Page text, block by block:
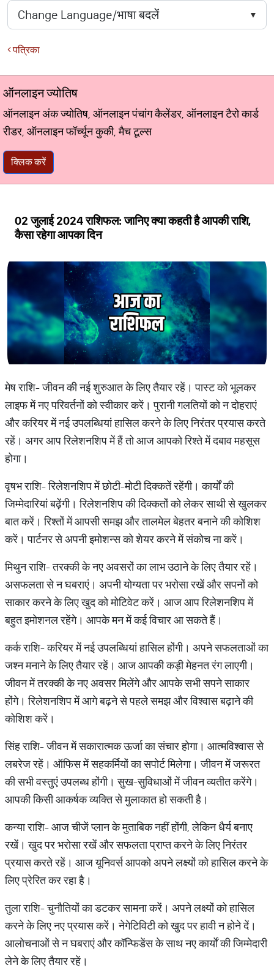
पत्रिका
ऑनलाइन ज्योतिष
ऑनलाइन अंक ज्योतिष, ऑनलाइन पंचांग कैलेंडर, ऑनलाइन टैरो कार्ड
रीडर, ऑनलाइन फॉर्च्यून कुकी, मैच टूल्स
क्लिक करें
02 जुलाई 2024 राशिफल: जानिए क्या कहती है आपकी राशि,
कैसा रहेगा आपका दिन
मेष राशि- जीवन की नई शुरुआत के लिए तैयार रहें। पास्ट को भूलकर
लाइफ में नए परिवर्तनों को स्वीकार करें। पुरानी गलतियों को न दोहराएं
और करियर में नई उपलब्धियां हासिल करने के लिए निरंतर प्रयास करते
रहें। अगर आप रिलेशनशिप में हैं तो आज आपको रिश्ते में दबाव महसूस
होगा।
वृषभ राशि- रिलेशनशिप में छोटी-मोटी दिक्कतें रहेंगी। कार्यों की
जिम्मेदारियां बढ़ेंगी। रिलेशनशिप की दिक्कतों को लेकर साथी से खुलकर
बात करें। रिश्तों में आपसी समझ और तालमेल बेहतर बनाने की कोशिश
करें। पार्टनर से अपनी इमोशन्स को शेयर करने में संकोच ना करें।
मिथुन राशि- तरक्की के नए अवसरों का लाभ उठाने के लिए तैयार रहें।
असफलता से न घबराएं। अपनी योग्यता पर भरोसा रखें और सपनों को
साकार करने के लिए खुद को मोटिवेट करें। आज आप रिलेशनशिप में
बहुत इमोशनल रहेंगे। आपके मन में कई विचार आ सकते हैं।
कर्क राशि- करियर में नई उपलब्धियां हासिल होंगी। अपने सफलताओं का
जश्न मनाने के लिए तैयार रहें। आज आपकी कड़ी मेहनत रंग लाएगी।
जीवन में तरक्की के नए अवसर मिलेंगे और आपके सभी सपने साकार
होंगे। रिलेशनशिप में आगे बढ़ने से पहले समझ और विश्वास बढ़ाने की
कोशिश करें।
सिंह राशि- जीवन में सकारात्मक ऊर्जा का संचार होगा। आत्मविश्वास से
लबरेज रहें। ऑफिस में सहकर्मियों का सपोर्ट मिलेगा। जीवन में जरूरत
की सभी वस्तुएं उपलब्ध होंगी। सुख-सुविधाओं में जीवन व्यतीत करेंगे।
आपकी किसी आकर्षक व्यक्ति से मुलाकात हो सकती है।
कन्या राशि- आज चीजें प्लान के मुताबिक नहीं होंगी, लेकिन धैर्य बनाए
रखें। खुद पर भरोसा रखें और सफलता प्राप्त करने के लिए निरंतर
प्रयास करते रहें। आज यूनिवर्स आपको अपने लक्ष्यों को हासिल करने के
लिए प्रेरित कर रहा है।
तुला राशि- चुनौतियों का डटकर सामना करें। अपने लक्ष्यों को हासिल
करने के लिए नए प्रयास करें। नेगेटिविटी को खुद पर हावी न होने दें।
आलोचनाओं से न घबराएं और कॉन्फिडेंस के साथ नए कार्यों की जिम्मेदारी
लेने के लिए तैयार रहें।